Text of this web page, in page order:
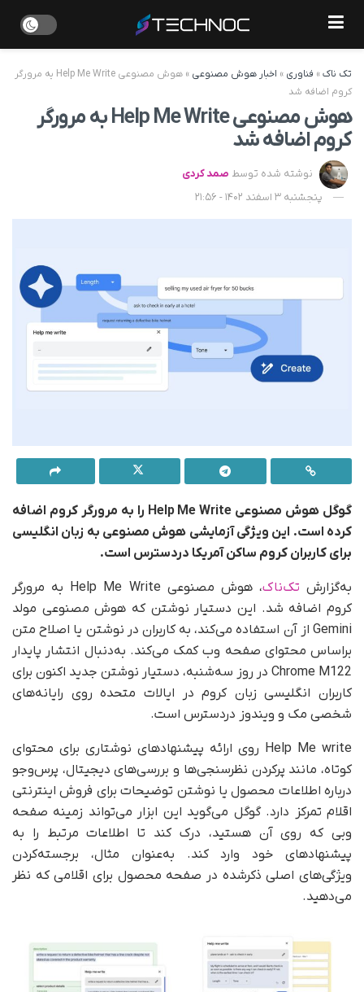
تک ناک» فناوری » اخبار هوش مصنوعی »
هوش مصنوعی Help Me Write به مرورگر
کروم اضافه شد
هوش مصنوعی Help Me Write به مرورگر
کروم اضافه شد
نوشته شده توسط صمد کردی
پنجشنبه 3 اسفند 1402 - 21:56
گوگل هوش مصنوعی Help Me Write را به مرورگر کروم اضافه
کرده است. این ویژگی آزمایشی هوش مصنوعی به زبان انگلیسی
برای کاربران کروم ساکن آمریکا در‌دسترس است.
به‌گزارش تک‌ناک‌
، هوش مصنوعی Help Me Write به مرورگر
کروم اضافه شد. این دستیار نوشتن که هوش مصنوعی مولد
Gemini از آن استفاده می‌کند، به کاربران در نوشتن یا اصلاح متن
بر‌اساس محتوای صفحه وب کمک می‌کند. به‌دنبال انتشار پایدار
Chrome M122 در روز سه‌شنبه، دستیار نوشتن جدید اکنون برای
کاربران انگلیسی زبان کروم در ایالات متحده روی رایانه‌های
شخصی مک و ویندوز دردسترس است.
Help Me write روی ارائه پیشنهادهای نوشتاری برای محتوای
کوتاه، مانند پر‌کردن نظرسنجی‌ها و بررسی‌های دیجیتال، پرس‌و‌جو
درباره اطلاعات محصول یا نوشتن توضیحات برای فروش اینترنتی
اقلام تمرکز دارد. گوگل می‌گوید این ابزار می‌تواند زمینه صفحه
وبی که روی آن هستید، درک کند تا اطلاعات مرتبط را به
پیشنهادهای خود وارد کند. به‌عنوان مثال، برجسته‌کردن
ویژگی‌های اصلی ذکر‌شده در صفحه محصول برای اقلامی که نظر
می‌دهید.